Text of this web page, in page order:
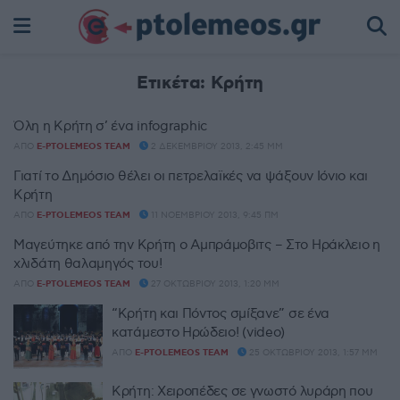
Ετικέτα: Κρήτη
Όλη η Κρήτη σ’ ένα infographic
ΑΠΌ E-PTOLEMEOS TEAM 2 ΔΕΚΕΜΒΡΊΟΥ 2013, 2:45 ΜΜ
Γιατί το Δημόσιο θέλει οι πετρελαϊκές να ψάξουν Ιόνιο και
Κρήτη
ΑΠΌ E-PTOLEMEOS TEAM 11 ΝΟΕΜΒΡΊΟΥ 2013, 9:45 ΠΜ
Mαγεύτηκε από την Κρήτη ο Αμπράμοβιτς – Στο Ηράκλειο η
χλιδάτη θαλαμηγός του!
ΑΠΌ E-PTOLEMEOS TEAM 27 ΟΚΤΩΒΡΊΟΥ 2013, 1:20 ΜΜ
“Κρήτη και Πόντος σμίξανε” σε ένα
κατάμεστο Ηρώδειο! (video)
ΑΠΌ E-PTOLEMEOS TEAM 25 ΟΚΤΩΒΡΊΟΥ 2013, 1:57 ΜΜ
Κρήτη: Χειροπέδες σε γνωστό λυράρη που